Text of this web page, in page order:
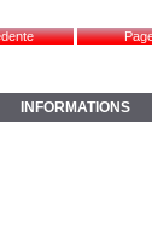
INFORMATIONS